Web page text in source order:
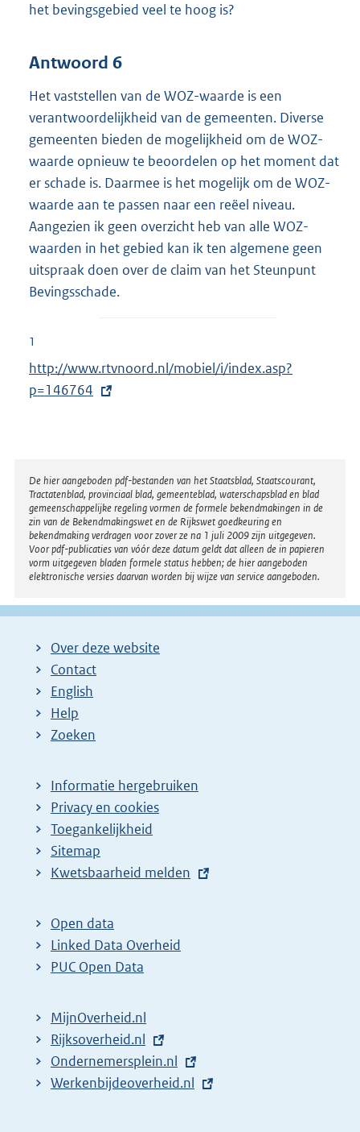
het bevingsgebied veel te hoog is?
Antwoord 6
Het vaststellen van de WOZ-waarde is een
verantwoordelijkheid van de gemeenten. Diverse
gemeenten bieden de mogelijkheid om de WOZ-
waarde opnieuw te beoordelen op het moment dat
er schade is. Daarmee is het mogelijk om de WOZ-
waarde aan te passen naar een reëel niveau.
Aangezien ik geen overzicht heb van alle WOZ-
waarden in het gebied kan ik ten algemene geen
uitspraak doen over de claim van het Steunpunt
Bevingsschade.
1
E
x
n
e
l
i
n
k
:
http://www.rtvnoord.nl/mobiel/i/index.asp?
p=146764
Disclaimer
De hier aangeboden pdf-bestanden van het Staatsblad, Staatscourant,
Tractatenblad, provinciaal blad, gemeenteblad, waterschapsblad en blad
gemeenschappelijke regeling vormen de formele bekendmakingen in de
zin van de Bekendmakingswet en de Rijkswet goedkeuring en
bekendmaking verdragen voor zover ze na 1 juli 2009 zijn uitgegeven.
Voor pdf-publicaties van vóór deze datum geldt dat alleen de in papieren
vorm uitgegeven bladen formele status hebben; de hier aangeboden
elektronische versies daarvan worden bij wijze van service aangeboden.
Over deze website
Contact
English
Help
Zoeken
Informatie hergebruiken
Privacy en cookies
Toegankelijkheid
Sitemap
E
t
e
r
l
i
n
k
Kwetsbaarheid melden
Open data
Linked Data Overheid
PUC Open Data
MijnOverheid.nl
E
x
t
Rijksoverheid.nl
E
x
Ondernemersplein.nl
E
Werkenbijdeoverheid.nl